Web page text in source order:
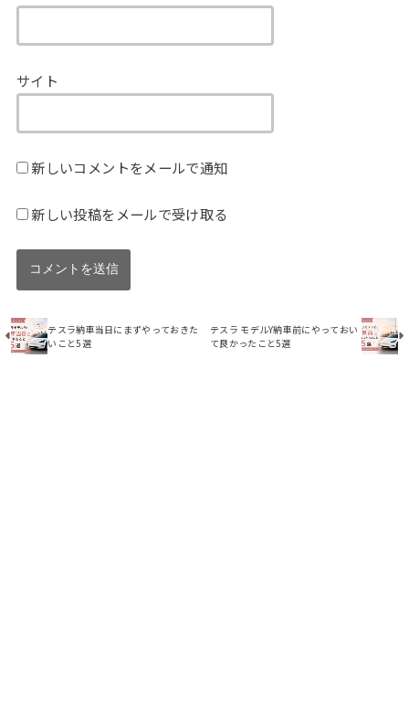
サイト
新しいコメントをメールで通知
新しい投稿をメールで受け取る
テスラ納車当日にまずやっておきた
いこと5選
テスラ モデルY納車前にやっておい
て良かったこと5選